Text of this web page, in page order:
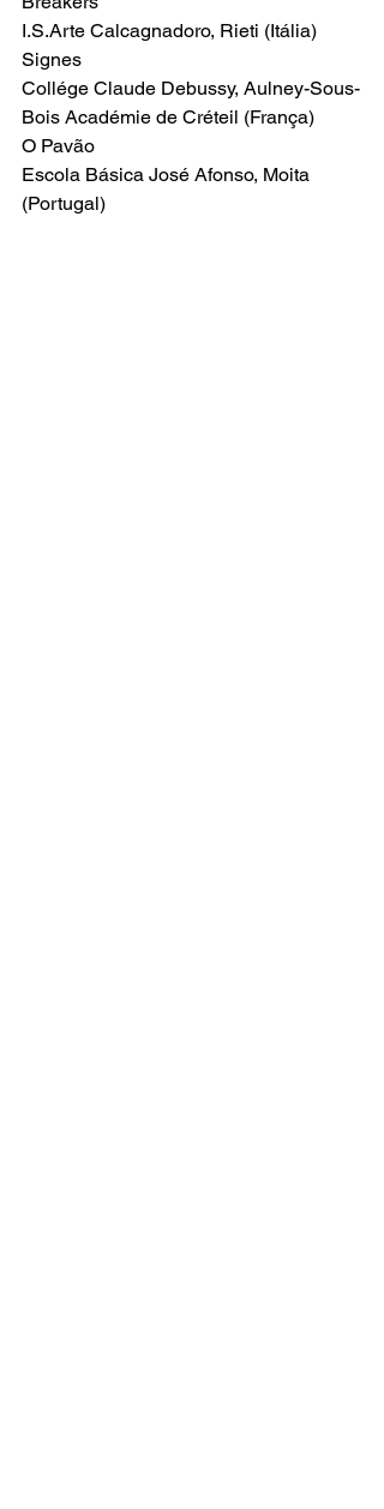
I.S.Arte Calcagnadoro, Rieti (Itália)
Signes
Collége Claude Debussy, Aulney-Sous-
Bois Académie de Créteil (França)
O Pavão
Escola Básica José Afonso, Moita
(Portugal)